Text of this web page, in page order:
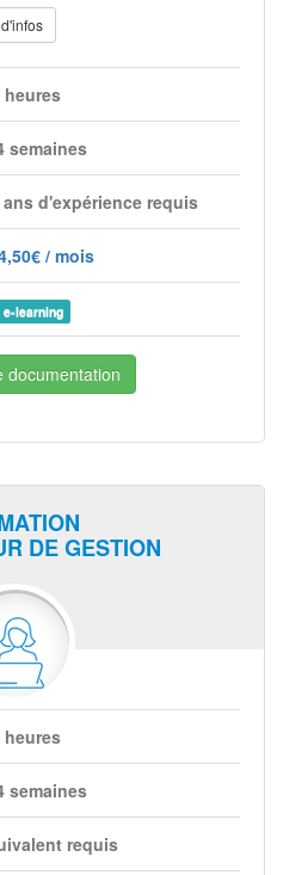
heures
semaines
d'expérience requis
/ mois
e-learning
documentation
DE GESTION
heures
semaines
requis